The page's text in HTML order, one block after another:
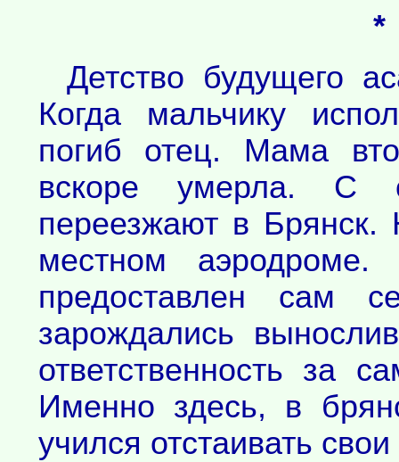
Детство будущего
Когда мальчику
погиб отец. Мама
вскоре умерла. С
переезжают в
местном аэродроме.
предоставлен сам
зарождались
ответственность за
Именно здесь, в
учился отстаивать